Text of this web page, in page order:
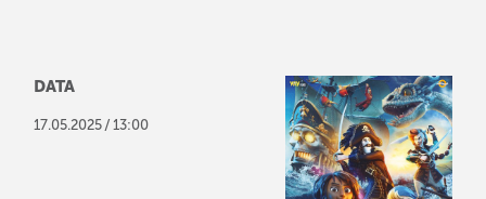
DATA
17.05.2025 / 13:00